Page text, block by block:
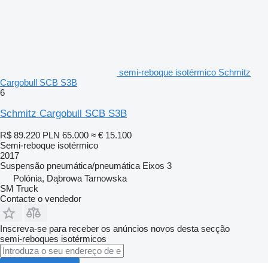
semi-reboque isotérmico Schmitz
Cargobull SCB S3B
6
Schmitz Cargobull SCB S3B
R$ 89.220 PLN 65.000 ≈ € 15.100
Semi-reboque isotérmico
2017
Suspensão pneumática/pneumática Eixos 3
Polónia, Dąbrowa Tarnowska
SM Truck
Contacte o vendedor
Inscreva-se para receber os anúncios novos desta secção
semi-reboques isotérmicos